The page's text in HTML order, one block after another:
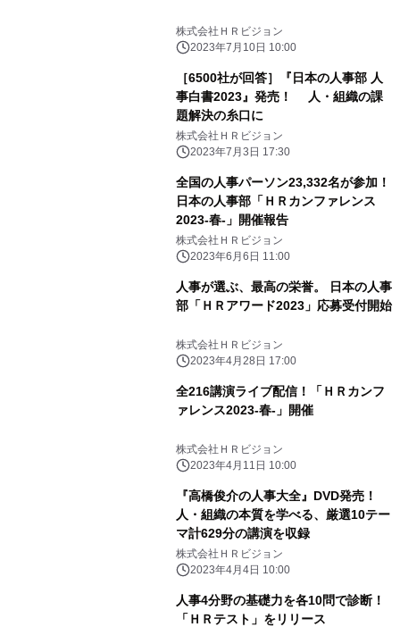
株式会社ＨＲビジョン
2023年7月10日 10:00
［6500社が回答］『日本の人事部 人
事白書2023』発売！ 人・組織の課
題解決の糸口に
株式会社ＨＲビジョン
2023年7月3日 17:30
全国の人事パーソン23,332名が参加！
日本の人事部「ＨＲカンファレンス
2023-春-」開催報告
株式会社ＨＲビジョン
2023年6月6日 11:00
人事が選ぶ、最高の栄誉。 日本の人事
部「ＨＲアワード2023」応募受付開始
株式会社ＨＲビジョン
2023年4月28日 17:00
全216講演ライブ配信！「ＨＲカンフ
ァレンス2023-春-」開催
株式会社ＨＲビジョン
2023年4月11日 10:00
『高橋俊介の人事大全』DVD発売！
人・組織の本質を学べる、厳選10テー
マ計629分の講演を収録
株式会社ＨＲビジョン
2023年4月4日 10:00
人事4分野の基礎力を各10問で診断！
「ＨＲテスト」をリリース